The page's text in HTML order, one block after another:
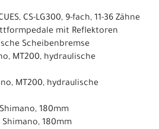
CS-LG300, 9-fach, 11-36 Zähne
mit Reflektoren
Scheibenbremse
MT200, hydraulische
MT200, hydraulische
180mm
Shimano, 180mm